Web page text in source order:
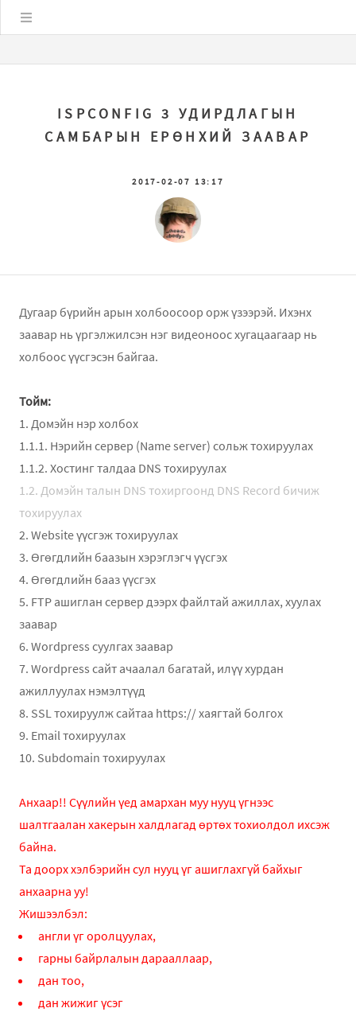
ISPCONFIG 3 УДИРДЛАГЫН
САМБАРЫН ЕРӨНХИЙ ЗААВАР
2017-02-07 13:17
Дугаар бүрийн арын холбоосоор орж үзээрэй. Ихэнх
заавар нь үргэлжилсэн нэг видеоноос хугацаагаар нь
холбоос үүсгэсэн байгаа.
Тойм:
1. Домэйн нэр холбох
1.1.1. Нэрийн сервер (Name server) сольж тохируулах
1.1.2. Хостинг талдаа DNS тохируулах
1.2. Домэйн талын DNS тохиргоонд DNS Record бичиж
тохируулах
2. Website үүсгэж тохируулах
3. Өгөгдлийн баазын хэрэглэгч үүсгэх
4. Өгөгдлийн бааз үүсгэх
5. FTP ашиглан сервер дээрх файлтай ажиллах, хуулах
заавар
6. Wordpress суулгах заавар
7. Wordpress сайт ачаалал багатай, илүү хурдан
ажиллуулах нэмэлтүүд
8. SSL тохируулж сайтаа https:// хаягтай болгох
9. Email тохируулах
10. Subdomain тохируулах
Анхаар!! Сүүлийн үед амархан муу нууц үгнээс
шалтгаалан хакерын халдлагад өртөх тохиолдол ихсэж
байна.
Та доорх хэлбэрийн сул нууц үг ашиглахгүй байхыг
анхаарна уу!
Жишээлбэл:
англи үг оролцуулах,
гарны байрлалын дарааллаар,
дан тоо,
дан жижиг үсэг